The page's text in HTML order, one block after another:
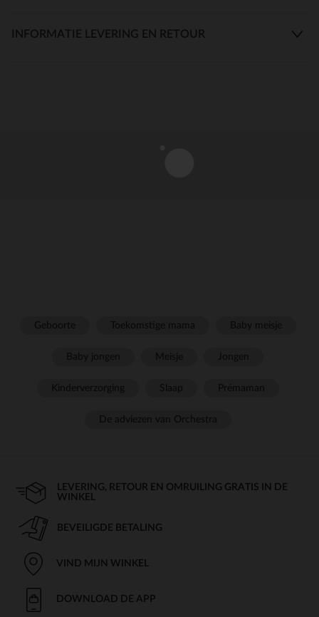
INFORMATIE LEVERING EN RETOUR
LEVERING, RETOUR EN OMRUILING GRATIS IN DE
WINKEL
BEVEILIGDE BETALING
VIND MIJN WINKEL
DOWNLOAD DE APP